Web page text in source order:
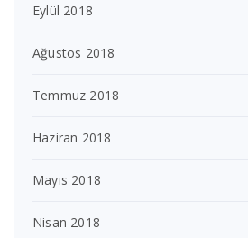
Eylül 2018
Ağustos 2018
Temmuz 2018
Haziran 2018
Mayıs 2018
Nisan 2018